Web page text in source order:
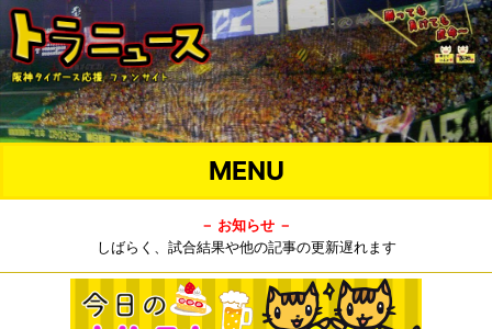
MENU
－ お知らせ －
しばらく、試合結果や他の記事の更新遅れます